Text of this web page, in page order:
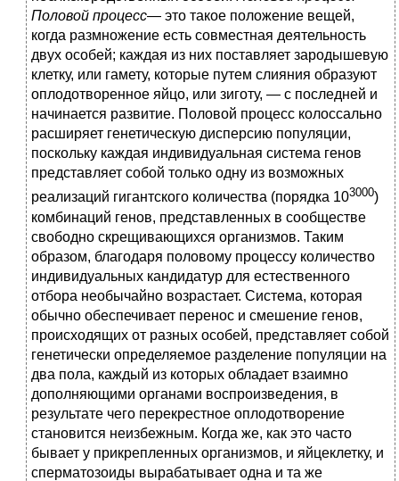
Половой процесс— это такое положение вещей,
когда размножение есть совместная деятельность
двух особей; каждая из них поставляет зародышевую
клетку, или гамету, которые путем слияния образуют
оплодотворенное яйцо, или зиготу, — с последней и
начинается развитие. Половой процесс колоссально
расширяет генетическую дисперсию популяции,
поскольку каждая индивидуальная система генов
представляет собой только одну из возможных
реализаций гигантского количества (порядка 103000)
комбинаций генов, представленных в сообществе
свободно скрещивающихся организмов. Таким
образом, благодаря половому процессу количество
индивидуальных кандидатур для естественного
отбора необычайно возрастает. Система, которая
обычно обеспечивает перенос и смешение генов,
происходящих от разных особей, представляет собой
генетически определяемое разделение популяции на
два пола, каждый из которых обладает взаимно
дополняющими органами воспроизведения, в
результате чего перекрестное оплодотворение
становится неизбежным. Когда же, как это часто
бывает у прикрепленных организмов, и яйцеклетку, и
сперматозоиды вырабатывает одна и та же